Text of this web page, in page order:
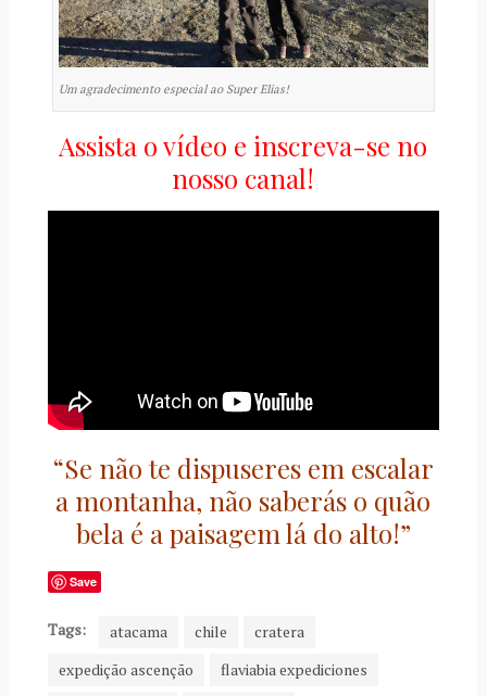
Um agradecimento especial ao Super Elias!
Assista o vídeo e inscreva-se no
nosso canal!
“Se não te dispuseres em escalar
a montanha, não saberás o quão
bela é a paisagem lá do alto!”
Save
Tags: atacama chile
cratera
expedição ascenção
flaviabia expediciones